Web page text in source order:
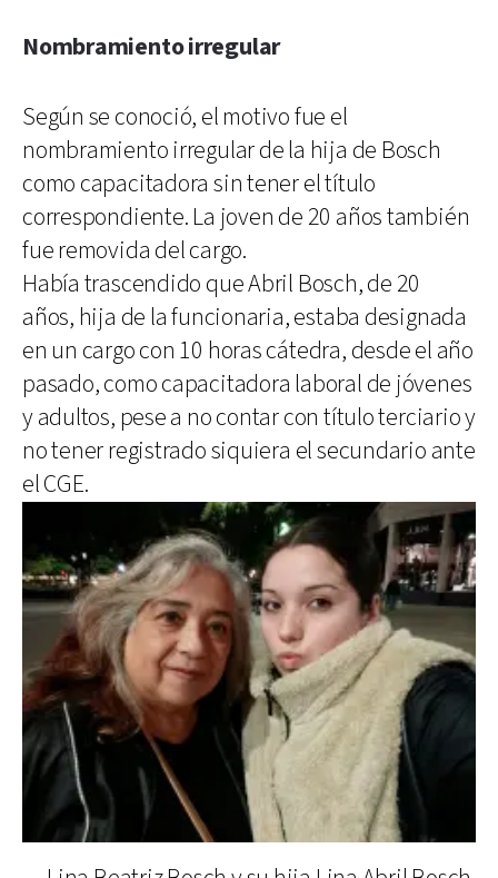
Nombramiento irregular
Según se conoció, el motivo fue el
nombramiento irregular de la hija de Bosch
como capacitadora sin tener el título
correspondiente. La joven de 20 años también
fue removida del cargo.
Había trascendido que Abril Bosch, de 20
años, hija de la funcionaria, estaba designada
en un cargo con 10 horas cátedra, desde el año
pasado, como capacitadora laboral de jóvenes
y adultos, pese a no contar con título terciario y
no tener registrado siquiera el secundario ante
el CGE.